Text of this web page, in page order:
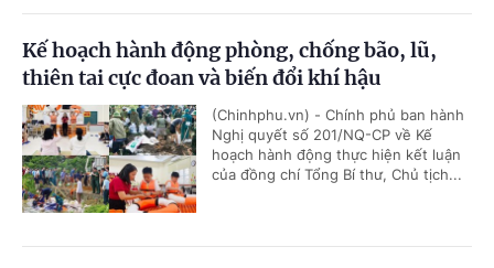
Kế hoạch hành động phòng, chống bão, lũ,
thiên tai cực đoan và biến đổi khí hậu
(Chinhphu.vn) - Chính phủ ban hành
Nghị quyết số 201/NQ-CP về Kế
hoạch hành động thực hiện kết luận
của đồng chí Tổng Bí thư, Chủ tịch...